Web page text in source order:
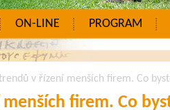
ON-LINE PROGRAM
v řízení menších firem. Co
firem. Co